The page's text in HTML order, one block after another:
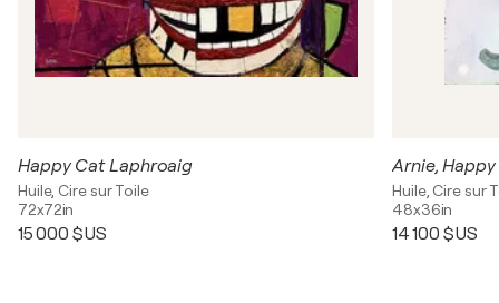
Happy Cat Laphroaig
Huile, Cire sur Toile
72x72in
15 000 $US
Arnie, Happy
Huile, Cire sur
48x36in
14 100 $US